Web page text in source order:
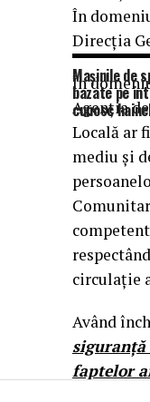
În
Direcția
În
Agenția
Locală ar
mediu și
circulație
Având
siguranță
faptelor
Mașinile de
bazate pe
cunosc